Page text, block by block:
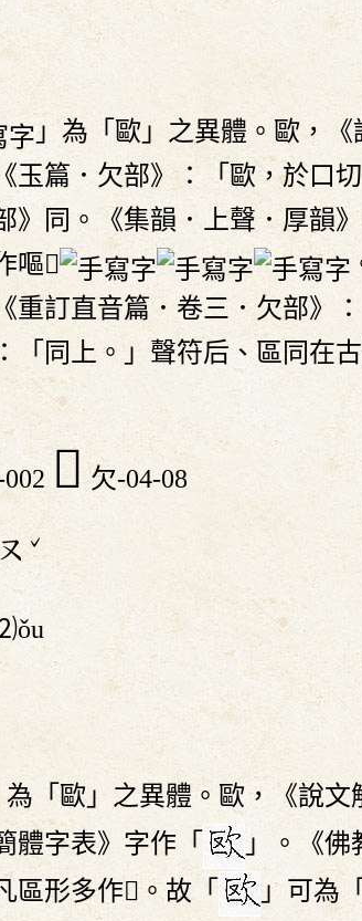
」為「歐」之異體。歐，
玉篇．欠部》：「歐，於口
》同。《集韻．上聲．厚韻》
嘔𠴰
重訂直音篇．卷三．欠部》
「同上。」聲符后、區同在
󲼧 欠-04-08
ㄡ ˇ
為「歐」之異體。歐，《說文
體字表》字作「
」。《
區形多作󰦂。故「
」可為